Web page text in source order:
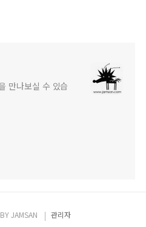
만나보실 수 있습
JAMSAN 관리자